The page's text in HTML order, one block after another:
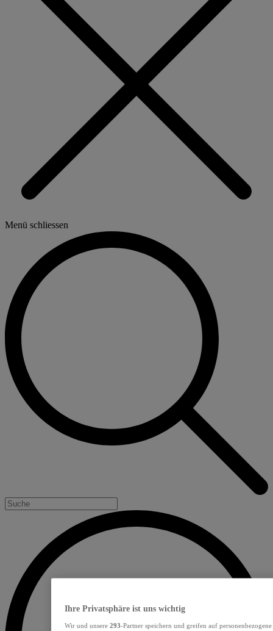
Menü schliessen
Ihre Privatsphäre ist uns wichtig
Wir und unsere 293-Partner speichern und greifen auf